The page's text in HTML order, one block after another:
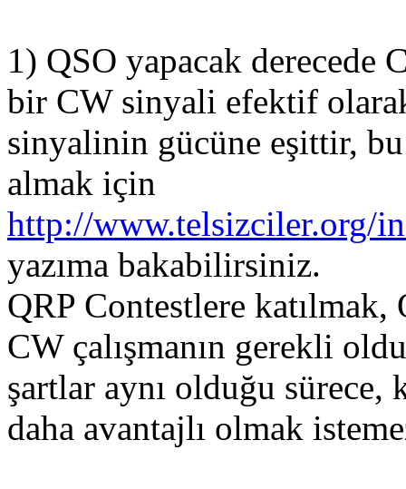
1) QSO yapacak derecede
bir CW sinyali efektif
sinyalinin gücüne eşittir,
almak için
http://www.telsizciler.org/
yazıma bakabilirsiniz.
QRP Contestlere
CW çalışmanın gerekli
şartlar aynı olduğu sürece,
daha avantajlı olmak